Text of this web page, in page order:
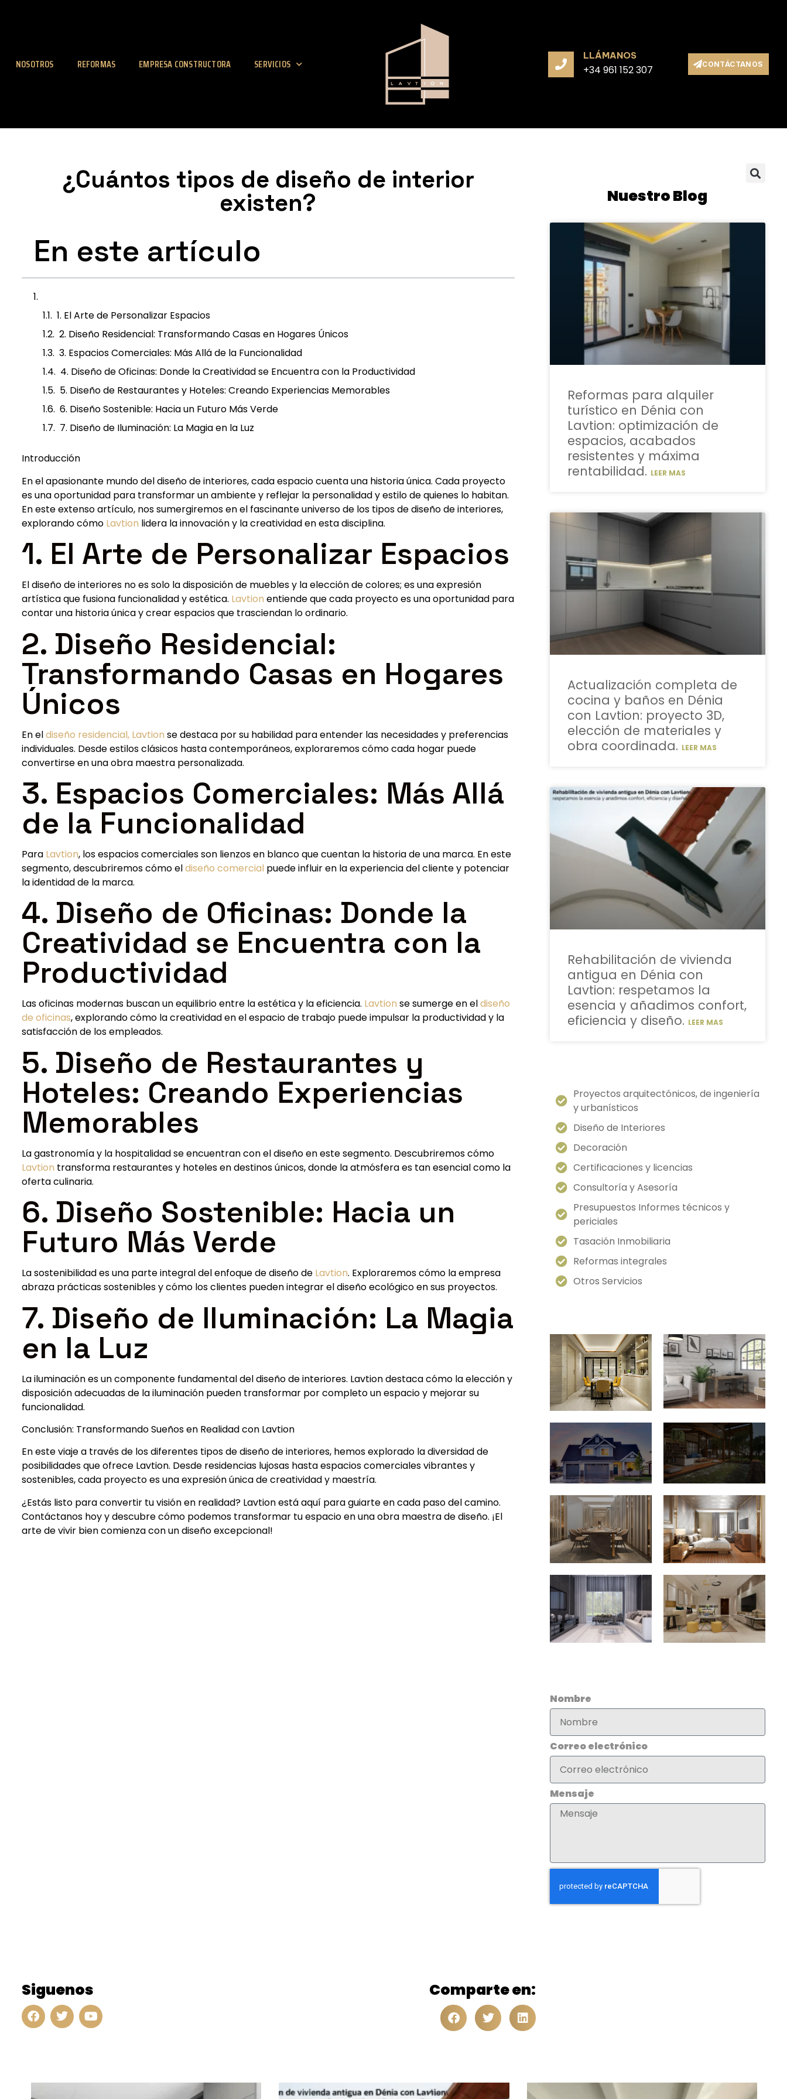
NOSOTROS REFORMAS EMPRESA CONSTRUCTORA SERVICIOS
LLÁMANOS
+34 961 152 307 CONTÁCTANOS
¿Cuántos tipos de diseño de interior
existen?
En este artículo
1. El Arte de Personalizar Espacios
2. Diseño Residencial: Transformando Casas en Hogares Únicos
3. Espacios Comerciales: Más Allá de la Funcionalidad
4. Diseño de Oficinas: Donde la Creatividad se Encuentra con la Productividad
5. Diseño de Restaurantes y Hoteles: Creando Experiencias Memorables
6. Diseño Sostenible: Hacia un Futuro Más Verde
7. Diseño de Iluminación: La Magia en la Luz
Introducción
En el apasionante mundo del diseño de interiores, cada espacio cuenta una historia única. Cada proyecto
es una oportunidad para transformar un ambiente y reflejar la personalidad y estilo de quienes lo habitan.
En este extenso artículo, nos sumergiremos en el fascinante universo de los tipos de diseño de interiores,
explorando cómo Lavtion lidera la innovación y la creatividad en esta disciplina.
1. El Arte de Personalizar Espacios
El diseño de interiores no es solo la disposición de muebles y la elección de colores; es una expresión
artística que fusiona funcionalidad y estética. Lavtion entiende que cada proyecto es una oportunidad para
contar una historia única y crear espacios que trasciendan lo ordinario.
2. Diseño Residencial:
Transformando Casas en Hogares
Únicos
En eldiseño residencial, Lavtion se destaca por su habilidad para entender las necesidades y preferencias
individuales. Desde estilos clásicos hasta contemporáneos, exploraremos cómo cada hogar puede
convertirse en una obra maestra personalizada.
3. Espacios Comerciales: Más Allá
de la Funcionalidad
Para Lavtion, los espacios comerciales son lienzos en blanco que cuentan la historia de una marca. En este
segmento, descubriremos cómo eldiseño comercial puede influir en la experiencia del cliente y potenciar
la identidad de la marca.
4. Diseño de Oficinas: Donde la
Creatividad se Encuentra con la
Productividad
Las oficinas modernas buscan un equilibrio entre la estética y la eficiencia. Lavtion se sumerge en eldiseño
de oficinas, explorando cómo la creatividad en el espacio de trabajo puede impulsar la productividad y la
satisfacción de los empleados.
5. Diseño de Restaurantes y
Hoteles: Creando Experiencias
Memorables
La gastronomía y la hospitalidad se encuentran con el diseño en este segmento. Descubriremos cómo
Lavtion transforma restaurantes y hoteles en destinos únicos, donde la atmósfera es tan esencial como la
oferta culinaria.
6. Diseño Sostenible: Hacia un
Futuro Más Verde
La sostenibilidad es una parte integral del enfoque de diseño de Lavtion. Exploraremos cómo la empresa
abraza prácticas sostenibles y cómo los clientes pueden integrar el diseño ecológico en sus proyectos.
7. Diseño de Iluminación: La Magia
en la Luz
La iluminación es un componente fundamental del diseño de interiores. Lavtion destaca cómo la elección y
disposición adecuadas de la iluminación pueden transformar por completo un espacio y mejorar su
funcionalidad.
Conclusión: Transformando Sueños en Realidad con Lavtion
En este viaje a través de los diferentes tipos de diseño de interiores, hemos explorado la diversidad de
posibilidades que ofrece Lavtion. Desde residencias lujosas hasta espacios comerciales vibrantes y
sostenibles, cada proyecto es una expresión única de creatividad y maestría.
¿Estás listo para convertir tu visión en realidad? Lavtion está aquí para guiarte en cada paso del camino.
Contáctanos hoy y descubre cómo podemos transformar tu espacio en una obra maestra de diseño. ¡El
arte de vivir bien comienza con un diseño excepcional!
Nuestro Blog
Reformas para alquiler
turístico en Dénia con
Lavtion: optimización de
espacios, acabados
resistentes y máxima
rentabilidad. LEER MAS
Actualización completa de
cocina y baños en Dénia
con Lavtion: proyecto 3D,
elección de materiales y
obra coordinada. LEER MAS
Rehabilitación de vivienda
antigua en Dénia con
Lavtion: respetamos la
esencia y añadimos confort,
eficiencia y diseño. LEER MAS
Proyectos arquitectónicos, de ingeniería
y urbanísticos
Diseño de Interiores
Decoración
Certificaciones y licencias
Consultoría y Asesoría
Presupuestos Informes técnicos y
periciales
Tasación Inmobiliaria
Reformas integrales
Otros Servicios
Nombre
Correo electrónico
Mensaje
Siguenos Comparte en: